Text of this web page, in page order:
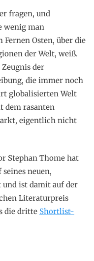
fragen, und
wenig man
Fernen Osten, über die
der Welt, weiß.
der
die immer noch
globalisierten Welt
dem rasanten
eigentlich nicht
Stephan Thome hat
neuen,
und ist damit auf der
Literaturpreis
die dritte Shortlist-